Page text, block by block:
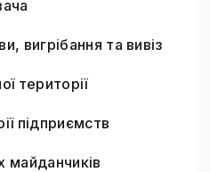
вигрібання та вивіз
території
підприємств
майданчиків